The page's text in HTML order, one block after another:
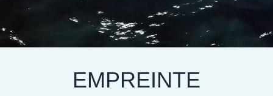
EMPREINTE